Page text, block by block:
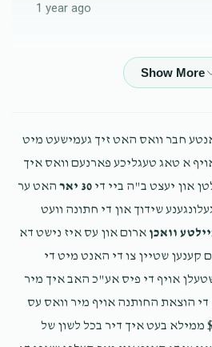
Goal
נידערמאן
$4,370 $10,000
ראזענפעלד
Donated
1 year ago
1 year ago
1 year ago
1 year ago
חבר וואס האט זיך געמישעט מיט
א טאג טעגליכע פארנעם וואס איך
און יעצט ב"ה ביי די 30 יאר
האט ער
שידוך און די חתונה וועט
וואכן ארום און עס איז נישט דא
קענען שטיין צו די האנט מיט די
אויף די פיס אע"כ האב איך מיר
די הוצאת החותנה אויף מיר וואס עס
קומט אויס צו איבער $70000 ממילא בעט איך דיר בכל לשון של